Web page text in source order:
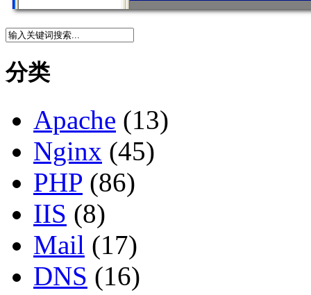
分类
Apache (13)
Nginx (45)
PHP (86)
IIS (8)
Mail (17)
DNS (16)